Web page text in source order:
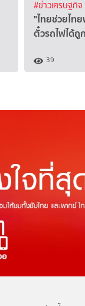
#ข่าวเศรษฐกิจ
"ไทยช่วยไท
ตั๋วรถไฟได้ถู
39